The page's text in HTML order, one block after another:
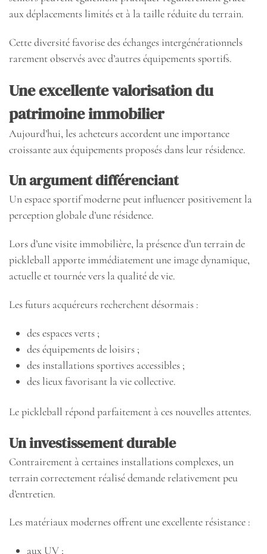
aux déplacements limités et à la taille réduite du terrain.
Cette diversité favorise des échanges intergénérationnels
rarement observés avec d’autres équipements sportifs.
Une excellente valorisation du
patrimoine immobilier
Aujourd’hui, les acheteurs accordent une importance
croissante aux équipements proposés dans leur résidence.
Un argument différenciant
Un espace sportif moderne peut influencer positivement la
perception globale d’une résidence.
Lors d’une visite immobilière, la présence d’un terrain de
pickleball apporte immédiatement une image dynamique,
actuelle et tournée vers la qualité de vie.
Les futurs acquéreurs recherchent désormais :
des espaces verts ;
des équipements de loisirs ;
des installations sportives accessibles ;
des lieux favorisant la vie collective.
Le pickleball répond parfaitement à ces nouvelles attentes.
Un investissement durable
Contrairement à certaines installations complexes, un
terrain correctement réalisé demande relativement peu
d’entretien.
Les matériaux modernes offrent une excellente résistance :
aux UV ;